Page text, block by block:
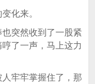
化来。
突然收到了一股紧
了一声，马上这力
牢牢掌握住了，那